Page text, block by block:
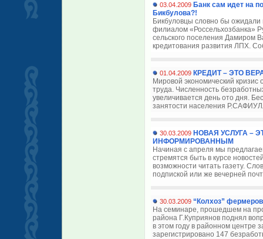
03.04.2009 Банк сам идет на
Бикбулова?!
Бикбуловцы словно бы
филиалом «Россельхозбанка»
сельского поселения Дамиром
кредитования развития ЛПХ.
01.04.2009 КРЕДИТ – ЭТО
Мировой экономический
труда. Численность
увеличивается день ото дня.
занятости населения
30.03.2009 НОВАЯ УСЛУГА –
ИНФОРМИРОВАННЫМ
Начиная с апреля мы
стремятся быть в курсе
возможности читать газету.
подпиской или же вечерней
30.03.2009 “Колхоз” фермеров
На семинаре, прошедшем на
района Г.Куприянов поднял
в этом году в районном центре
зарегистрировано 147